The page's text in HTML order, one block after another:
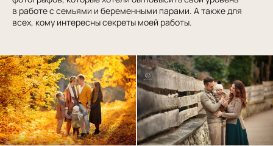
в работе с семьями и беременными парами. А также для
всех, кому интересны секреты моей работы.